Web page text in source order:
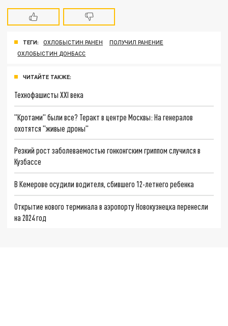
ТЕГИ: ОХЛОБЫСТИН РАНЕН
ПОЛУЧИЛ РАНЕНИЕ
ОХЛОБЫСТИН ДОНБАСС
ЧИТАЙТЕ ТАКЖЕ:
Технофашисты XXI века
"Кротами" были все? Теракт в центре Москвы: На генералов
охотятся "живые дроны"
Резкий рост заболеваемостью гонконгским гриппом случился в
Кузбассе
В Кемерове осудили водителя, сбившего 12-летнего ребенка
Открытие нового терминала в аэропорту Новокузнецка перенесли
на 2024 год